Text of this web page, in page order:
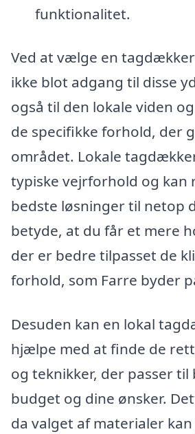
funktionalitet.
Ved at vælge en
ikke blot adgang til disse
også til den lokale viden
de specifikke forhold, der
området. Lokale
typiske vejrforhold og kan
bedste løsninger til netop
betyde, at du får et mere
der er bedre tilpasset de
forhold, som Farre byder
Desuden kan en lokal
hjælpe med at finde de
og teknikker, der passer til
budget og dine ønsker.
da valget af materialer